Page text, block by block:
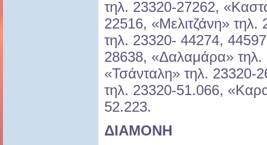
τηλ. 23320-27262,
22516, «Μελιτζάνη»
τηλ. 23320- 44274,
28638, «Δαλαμάρα»
«Τσάνταλη» τηλ. 23320-
τηλ. 23320-51.066,
52.223.
ΔΙΑΜΟΝΗ